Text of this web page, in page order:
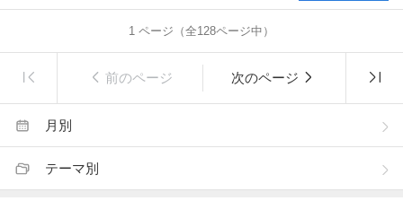
1 ページ（全128ページ中）
前のページ 次のページ
月別
テーマ別